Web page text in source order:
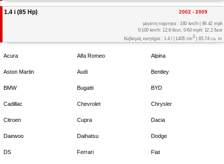
1.4 i (85 Hp) 2002 - 2009
μέγιστη ταχύτητα : 160 km/h | 99.42 mph
0-100 km/h: 12.8 δευτ, 0-60 mph: 12.2 δευτ
Κυβισμός κινητήρα : 1.4 l | 1405 cm3| 85.74 cu. in.
Acura Alfa Romeo Alpina
Aston Martin Audi Bentley
BMW Bugatti BYD
Cadillac Chevrolet Chrysler
Citroen Cupra Dacia
Daewoo Daihatsu Dodge
DS Ferrari Fiat